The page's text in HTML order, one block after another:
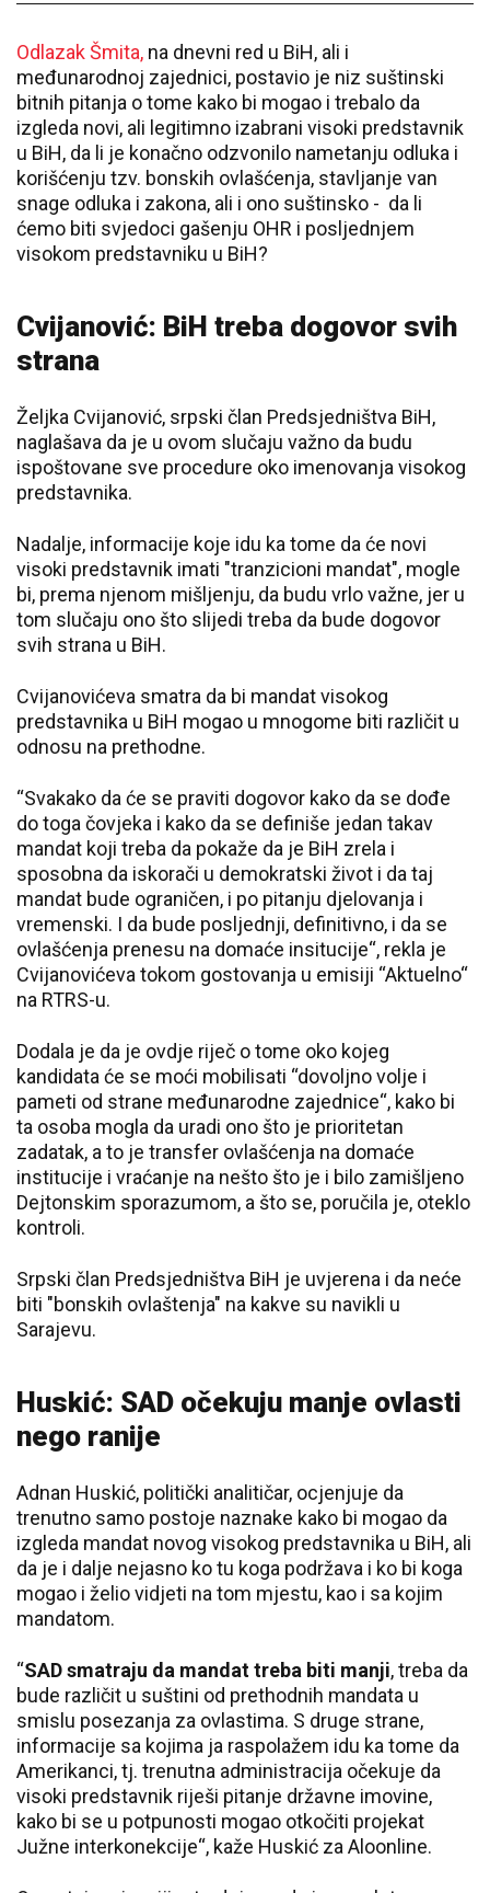
Odlazak Šmita, na dnevni red u BiH, ali i
međunarodnoj zajednici, postavio je niz suštinski
bitnih pitanja o tome kako bi mogao i trebalo da
izgleda novi, ali legitimno izabrani visoki predstavnik
u BiH, da li je konačno odzvonilo nametanju odluka i
korišćenju tzv. bonskih ovlašćenja, stavljanje van
snage odluka i zakona, ali i ono suštinsko - da li
ćemo biti svjedoci gašenju OHR i posljednjem
visokom predstavniku u BiH?
Cvijanović: BiH treba dogovor svih
strana
Željka Cvijanović, srpski član Predsjedništva BiH,
naglašava da je u ovom slučaju važno da budu
ispoštovane sve procedure oko imenovanja visokog
predstavnika.
Nadalje, informacije koje idu ka tome da će novi
visoki predstavnik imati "tranzicioni mandat", mogle
bi, prema njenom mišljenju, da budu vrlo važne, jer u
tom slučaju ono što slijedi treba da bude dogovor
svih strana u BiH.
Cvijanovićeva smatra da bi mandat visokog
predstavnika u BiH mogao u mnogome biti različit u
odnosu na prethodne.
“Svakako da će se praviti dogovor kako da se dođe
do toga čovjeka i kako da se definiše jedan takav
mandat koji treba da pokaže da je BiH zrela i
sposobna da iskorači u demokratski život i da taj
mandat bude ograničen, i po pitanju djelovanja i
vremenski. I da bude posljednji, definitivno, i da se
ovlašćenja prenesu na domaće insitucije“, rekla je
Cvijanovićeva tokom gostovanja u emisiji “Aktuelno“
na RTRS-u.
Dodala je da je ovdje riječ o tome oko kojeg
kandidata će se moći mobilisati “dovoljno volje i
pameti od strane međunarodne zajednice“, kako bi
ta osoba mogla da uradi ono što je prioritetan
zadatak, a to je transfer ovlašćenja na domaće
institucije i vraćanje na nešto što je i bilo zamišljeno
Dejtonskim sporazumom, a što se, poručila je, oteklo
kontroli.
Srpski član Predsjedništva BiH je uvjerena i da neće
biti "bonskih ovlaštenja" na kakve su navikli u
Sarajevu.
Huskić: SAD očekuju manje ovlasti
nego ranije
Adnan Huskić, politički analitičar, ocjenjuje da
trenutno samo postoje naznake kako bi mogao da
izgleda mandat novog visokog predstavnika u BiH, ali
da je i dalje nejasno ko tu koga podržava i ko bi koga
mogao i želio vidjeti na tom mjestu, kao i sa kojim
mandatom.
“SAD smatraju da mandat treba biti manji, treba da
bude različit u suštini od prethodnih mandata u
smislu posezanja za ovlastima. S druge strane,
informacije sa kojima ja raspolažem idu ka tome da
Amerikanci, tj. trenutna administracija očekuje da
visoki predstavnik riješi pitanje državne imovine,
kako bi se u potpunosti mogao otkočiti projekat
Južne interkonekcije“, kaže Huskić za Aloonline.